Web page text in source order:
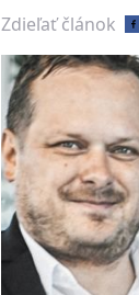
Zdieľať článok